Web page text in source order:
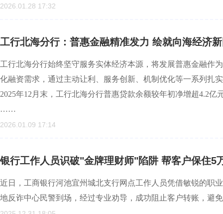
2026.01.28 17:32
工行北海分行：普惠金融精准发力 绘就向海经济
工行北海分行始终坚守服务实体经济本源，将发展普惠金融作
化融资需求，通过主动让利、服务创新、机制优化等一系列扎
2025年12月末，工行北海分行普惠贷款余额较年初净增超4.2
……
2026.01.09 17:14
银行工作人员识破"金牌理财师"陷阱 帮客户保住5
近日，工商银行河池宜州城北支行网点工作人员凭借敏锐的职
地反诈中心民警到场，经过专业劝导，成功阻止客户转账，